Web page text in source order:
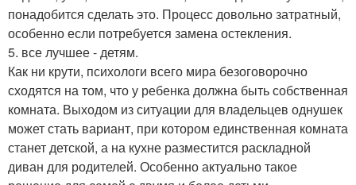
понадобится сделать это. Процесс довольно затратный,
особенно если потребуется замена остекления.
5. все лучшее - детям.
Как ни крути, психологи всего мира безоговорочно
сходятся на том, что у ребенка должна быть собственная
комната. Выходом из ситуации для владельцев однушек
может стать вариант, при котором единственная комната
станет детской, а на кухне разместится раскладной
диван для родителей. Особенно актуально такое